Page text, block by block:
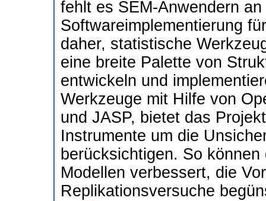
fehlt es SEM-Anwendern
Softwareimplementierung
daher, statistische
eine breite Palette von
entwickeln und
Werkzeuge mit Hilfe von
und JASP, bietet das
Instrumente um die
berücksichtigen. So
Modellen verbessert, die
Replikationsversuche